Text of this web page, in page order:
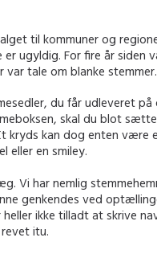
til kommuner og
ugyldig. For fire år siden
tale om blanke stemmer.
du får udleveret
skal du blot
kryds kan dog enten være
eller en smiley.
Vi har nemlig
genkendes ved
ikke tilladt at skrive
itu.